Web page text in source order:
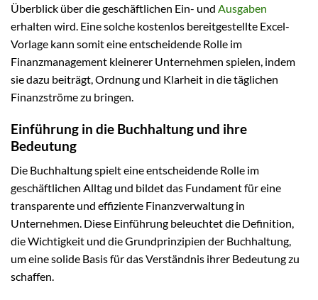
Überblick über die geschäftlichen Ein- und Ausgaben
erhalten wird. Eine solche kostenlos bereitgestellte Excel-
Vorlage kann somit eine entscheidende Rolle im
Finanzmanagement kleinerer Unternehmen spielen, indem
sie dazu beiträgt, Ordnung und Klarheit in die täglichen
Finanzströme zu bringen.
Einführung in die Buchhaltung und ihre
Bedeutung
Die Buchhaltung spielt eine entscheidende Rolle im
geschäftlichen Alltag und bildet das Fundament für eine
transparente und effiziente Finanzverwaltung in
Unternehmen. Diese Einführung beleuchtet die Definition,
die Wichtigkeit und die Grundprinzipien der Buchhaltung,
um eine solide Basis für das Verständnis ihrer Bedeutung zu
schaffen.